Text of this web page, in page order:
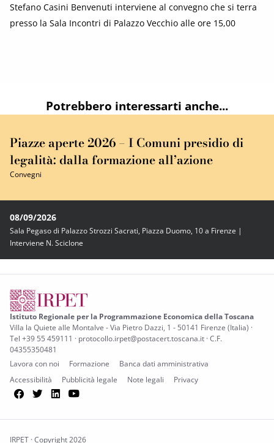
Stefano Casini Benvenuti interviene al convegno che si terra
presso la Sala Incontri di Palazzo Vecchio alle ore 15,00
Potrebbero interessarti anche...
Piazze aperte 2026 – I Comuni presidio di
legalità: dalla formazione all’azione
Convegni
08/09/2026
Sala Pegaso di Palazzo Strozzi Sacrati, Piazza Duomo, 10 a Firenze |
Interviene N. Sciclone
Istituto Regionale per la Programmazione Economica della Toscana
Villa la Quiete alle Montalve - Via Pietro Dazzi, 1 - 50141 Firenze (Italia) ·
Tel +39 55 459111 · protocollo.irpet@postacert.toscana.it · C.F.
04355350481
Lavora con noi
Formazione
Banca dati amministrativa
Accessibilità
Pubblicità legale Note legali Privacy
Facebook
TwitterLinkedIn
IRPET · Copyright 2026